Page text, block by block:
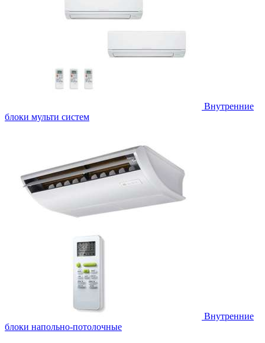
Внутренние
блоки мульти систем
Внутренние
блоки напольно-потолочные